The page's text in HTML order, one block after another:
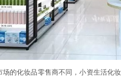
的化妆品零售商不同，小资生活化